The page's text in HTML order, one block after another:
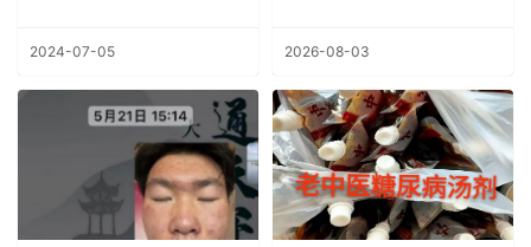
2024-07-05 2026-08-03